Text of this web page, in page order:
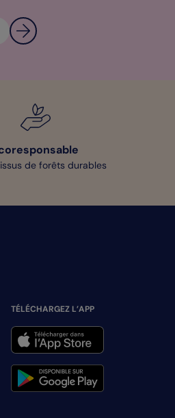
de forêts durables
TÉLÉCHARGEZ L’APP